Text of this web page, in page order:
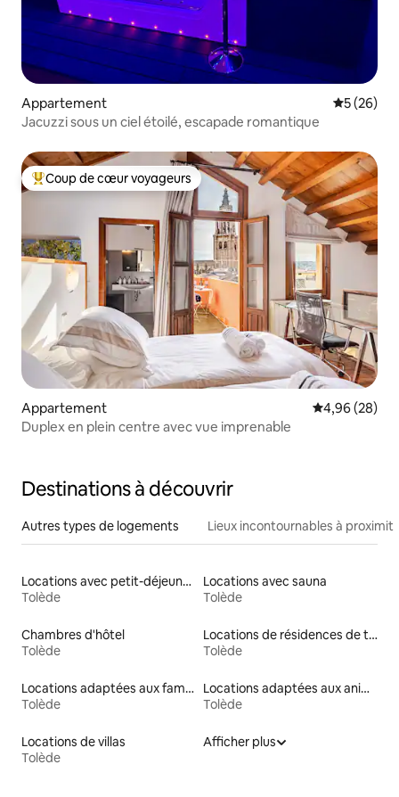
Appartement
5 (26)
Jacuzzi sous un ciel étoilé, escapade romantique
Coups de cœur voyageurs les plus appréciés
Coup de cœur voyageurs
Appartement Évaluation
4,96 (28)
Duplex en plein centre avec vue imprenable
Destinations à découvrir
Autres types de logements Lieux incontournables à
Locations avec petit-déjeuner
Tolède
Locations avec sauna
Tolède
Chambres d'hôtel
Tolède
Locations de résidences de tourisme
Tolède
Locations adaptées aux familles
Tolède
Locations adaptées aux animaux
Tolède
Locations de villas
Tolède
Afficher plus